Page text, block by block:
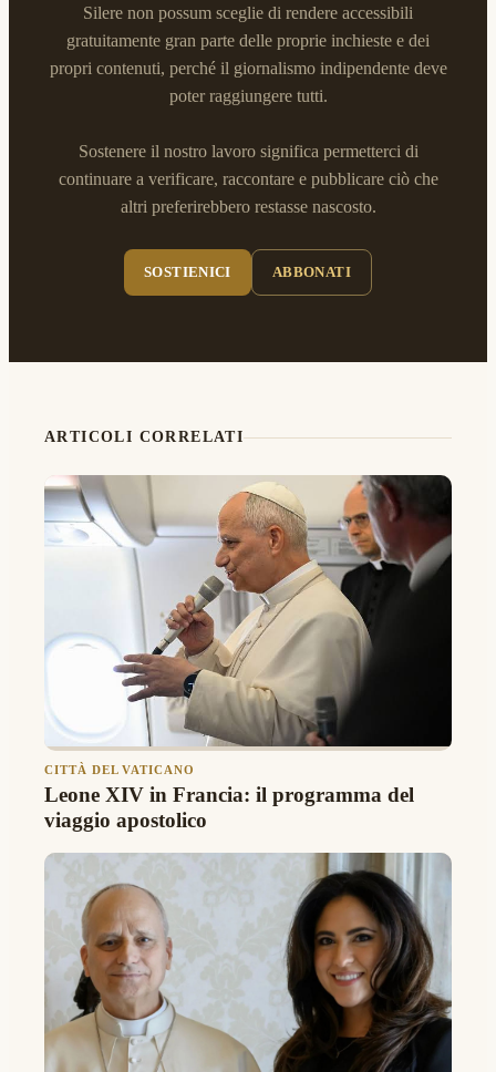
Silere non possum sceglie di rendere accessibili
gratuitamente gran parte delle proprie inchieste e dei
propri contenuti, perché il giornalismo indipendente deve
poter raggiungere tutti.
Sostenere il nostro lavoro significa permetterci di
continuare a verificare, raccontare e pubblicare ciò che
altri preferirebbero restasse nascosto.
SOSTIENICI ABBONATI
ARTICOLI CORRELATI
CITTÀ DEL VATICANO
Leone XIV in Francia: il programma del
viaggio apostolico